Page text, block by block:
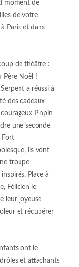
moment de
de votre
Paris et dans
de théâtre :
Père Noël !
a réussi à
des cadeaux
Pinpin
une seconde
Fort
ils vont
troupe
Place à
Félicien le
leur joyeuse
et récupérer
ont le
et attachants